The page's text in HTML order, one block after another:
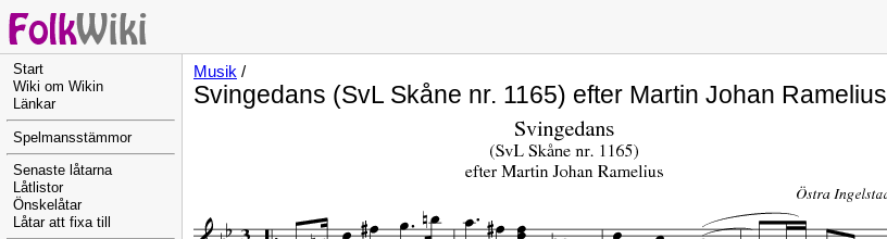
Start
Wiki om Wikin
Länkar
Spelmansstämmor
Senaste låtarna
Låtlistor
Önskelåtar
Låtar att fixa till
Musik /
Svingedans (SvL Skåne nr. 1165) efter Martin Johan Ramelius